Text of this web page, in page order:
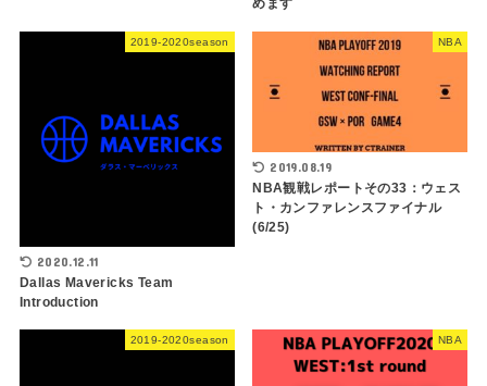
めます
2019-2020season
2020.12.11
Dallas Mavericks Team
Introduction
NBA
2019.08.19
NBA観戦レポートその33：ウェス
ト・カンファレンスファイナル
(6/25)
2019-2020season NBA